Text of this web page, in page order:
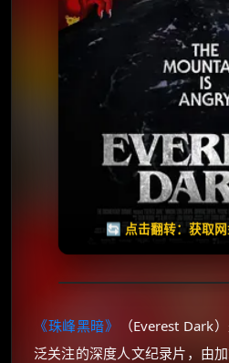
🔄 点击翻转：获取
🧧️
天天领红包
《珠峰黑暗》
（Everest Dark
泛关注的深度人文纪录片，由